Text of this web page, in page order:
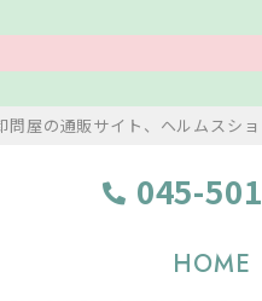
屋の通販サイト、ヘルムスシ
045-
HOME